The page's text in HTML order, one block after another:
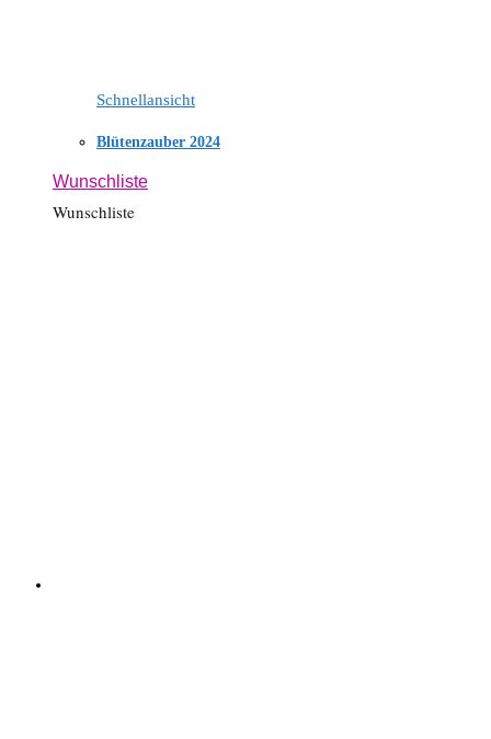
Schnellansicht
Blütenzauber 2024
Wunschliste
Wunschliste